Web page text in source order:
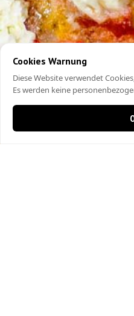
Cookies Warnung
Diese Website verwendet
Es werden keine